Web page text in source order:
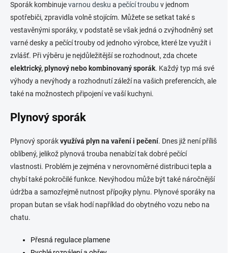
a
c
í
p
r
v
k
v
ý
Sporák kombinujevarnou desku a pečící troubu v jednom
spotřebiči, zpravidla volně stojícím. Můžete se setkat také s
vestavěnými sporáky, v podstatě se však jedná o zvýhodněný set
varné desky a pečící trouby od jednoho výrobce, které lze využít i
zvlášť. Při výběru je nejdůležitější se rozhodnout, zda chcete
elektrický, plynový nebo kombinovaný sporák. Každý typ má své
výhody a nevýhody a rozhodnutí záleží na vašich preferencích, ale
také na možnostech připojení ve vaší kuchyni.
Plynový sporák
Plynový sporákvyužívá plyn na vaření i pečení. Dnes již není příliš
oblíbený, jelikož plynová trouba nenabízí tak dobré pečící
vlastnosti. Problém je zejména v nerovnoměrné distribuci tepla a
chybí také pokročilé funkce. Nevýhodou může být také náročnější
údržba a samozřejmě nutnost přípojky plynu. Plynové sporáky na
propan butan se však hodí například do obytného vozu nebo na
chatu.
Přesná regulace plamene